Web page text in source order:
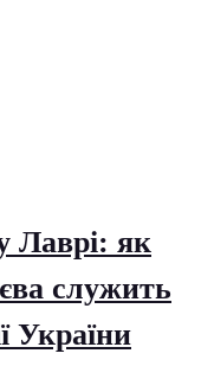
Лаврі: як
служить
України